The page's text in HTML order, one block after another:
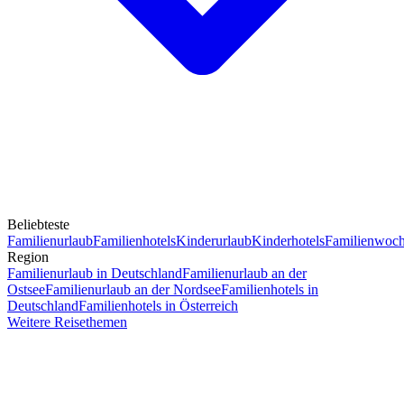
Beliebteste
FamilienurlaubFamilienhotelsKinderurlaubKinderhotels
Region
Familienurlaub in DeutschlandFamilienurlaub an der
OstseeFamilienurlaub an der NordseeFamilienhotels in
DeutschlandFamilienhotels in Österreich
Weitere Reisethemen